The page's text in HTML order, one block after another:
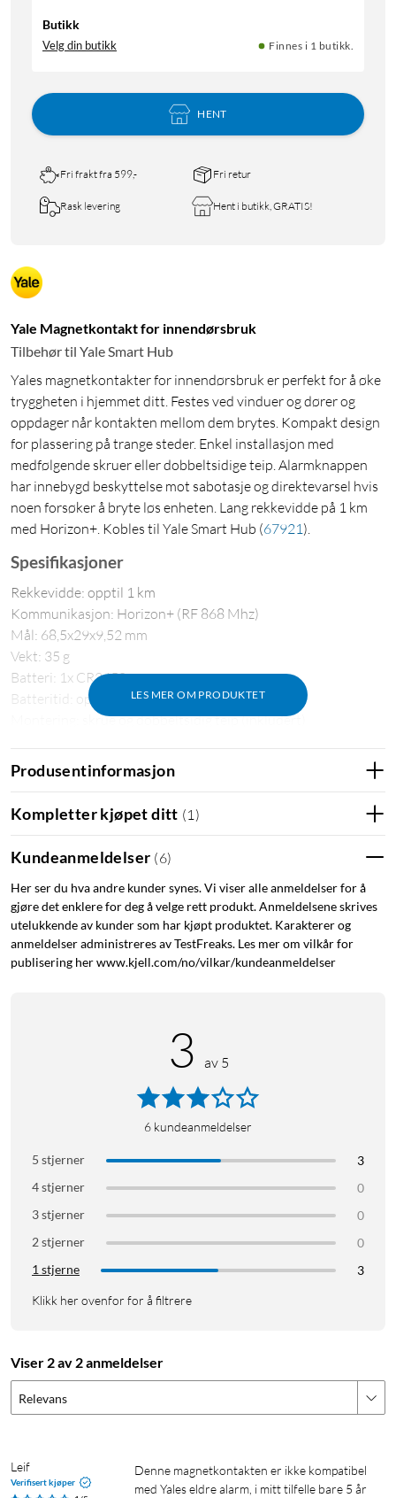
Butikk
Velg din butikk Finnes i 1 butikk.
HENT
Fri frakt fra 599,- Fri retur
Rask levering Hent i butikk, GRATIS!
Yale Magnetkontakt for innendørsbruk
Tilbehør til Yale Smart Hub
Yales magnetkontakter for innendørsbruk er perfekt for å øke
tryggheten i hjemmet ditt. Festes ved vinduer og dører og
oppdager når kontakten mellom dem brytes. Kompakt design
for plassering på trange steder. Enkel installasjon med
medfølgende skruer eller dobbeltsidige teip. Alarmknappen
har innebygd beskyttelse mot sabotasje og direktevarsel hvis
noen forsøker å bryte løs enheten. Lang rekkevidde på 1 km
med Horizon+. Kobles til Yale Smart Hub (67921).
LES MER OM PRODUKTET
Spesifikasjoner
Rekkevidde: opptil 1 km
Kommunikasjon: Horizon+ (RF 868 Mhz)
Mål: 68,5x29x9,52 mm
Vekt: 35 g
Batteri: 1x CR2450
Batteritid: opptil 4 år
Montering: skrue og dobbeltsidig teip (inkludert)
Produsentinformasjon
Kompletter kjøpet ditt (1 )
Kundeanmeldelser (6)
Her ser du hva andre kunder synes. Vi viser alle anmeldelser for å
gjøre det enklere for deg å velge rett produkt. Anmeldelsene skrives
utelukkende av kunder som har kjøpt produktet. Karakterer og
anmeldelser administreres av TestFreaks. Les mer om vilkår for
publisering her www.kjell.com/no/vilkar/kundeanmeldelser
3 av 5
6 kundeanmeldelser
5 stjerner
3
4 stjerner
0
3 stjerner
0
2 stjerner
0
1 stjerne
3
Klikk her ovenfor for å filtrere
Viser 2 av 2 anmeldelser
Relevans
Leif
Verifisert kjøper
Denne magnetkontakten er ikke kompatibel
med Yales eldre alarm, i mitt tilfelle bare 5 år